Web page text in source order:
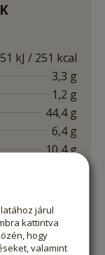
kJ / 251 kcal
3,3 g
1,2 g
44,4 g
6,4 g
10,4 g
és
járul
kattintva
hogy
valamint